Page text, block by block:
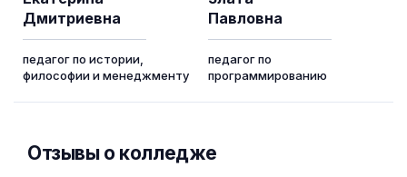
Дмитриевна
педагог по истории,
философии и менеджменту
Павловна
педагог по
программированию
Отзывы о колледже